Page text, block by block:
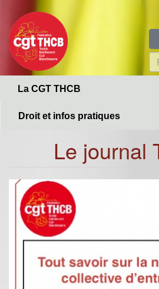
contenu
principal
La CGT THCB
Droit et infos pratiques
Le journal